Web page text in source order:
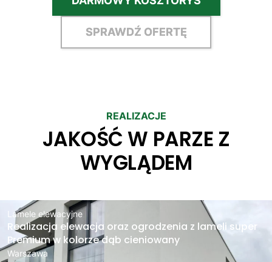
SPRAWDŹ OFERTĘ
REALIZACJE
JAKOŚĆ W PARZE Z
WYGLĄDEM
Lamele elewacyjne
Realizacja elewacja oraz ogrodzenia z lameli super
Premium w kolorze dąb cieniowany
Warszawa